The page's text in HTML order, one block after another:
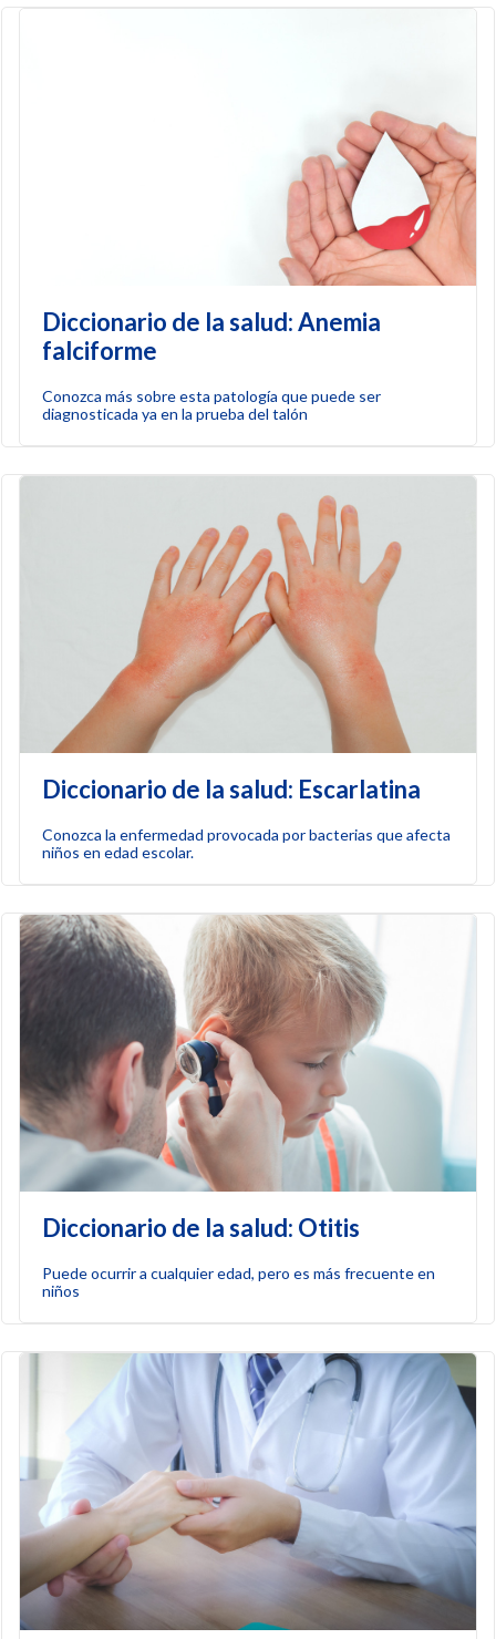
Diccionario de la salud: Anemia
falciforme
Conozca más sobre esta patología que puede ser
diagnosticada ya en la prueba del talón
Diccionario de la salud: Escarlatina
Conozca la enfermedad provocada por bacterias que afecta
niños en edad escolar.
Diccionario de la salud: Otitis
Puede ocurrir a cualquier edad, pero es más frecuente en
niños